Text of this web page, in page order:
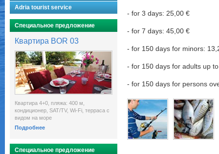
Adria tourist service
Специальное предложение
Квартира BOR 03
Квартира 4+0, пляжа: 400 м,
кондиционер, SAT/TV, Wi-Fi, терраса с
видом на море
Подробнее
Специальное предложение
- for 3 days: 25,00 €
- for 7 days: 45,00 €
- for 150 days for minors:
- for 150 days for adults up
- for 150 days for persons